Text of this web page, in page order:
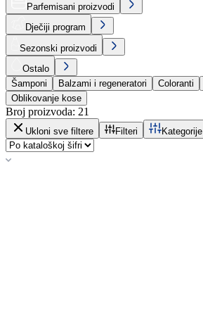
Parfemisani proizvodi
Dječiji program
Sezonski proizvodi
Ostalo
Šamponi
Balzami i regeneratori Coloranti
Oblikovanje kose
Broj proizvoda: 21
Ukloni sve filtere Filteri Kategorije